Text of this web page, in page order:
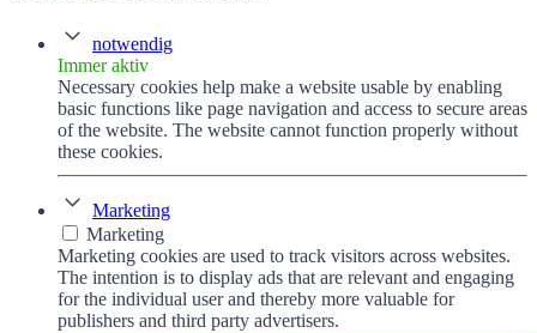
notwendig
Immer aktiv
Necessary cookies help make a website usable by enabling
basic functions like page navigation and access to secure areas
of the website. The website cannot function properly without
these cookies.
Marketing
Marketing
Marketing cookies are used to track visitors across websites.
The intention is to display ads that are relevant and engaging
for the individual user and thereby more valuable for
publishers and third party advertisers.